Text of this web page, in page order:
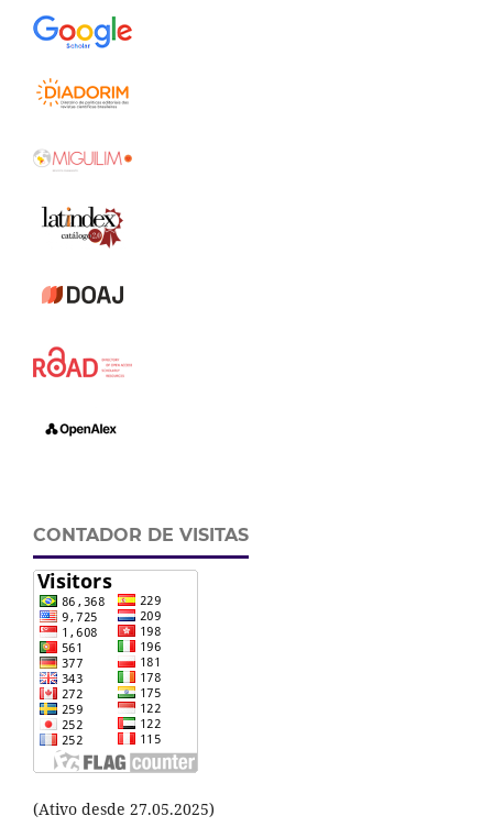
CONTADOR DE VISITAS
(Ativo desde 27.05.2025)